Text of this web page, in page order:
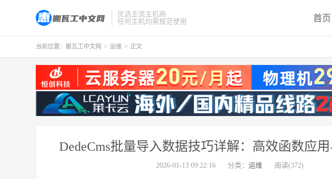
优选主流主机商
任何主机均需规范使用
首页
当前位置： 搬瓦工中文网 > 运维 > 正文
DedeCms批量导入数据技巧详解：高效函数应
2026-01-13 09:22:16 分类： 运维 阅读(372)